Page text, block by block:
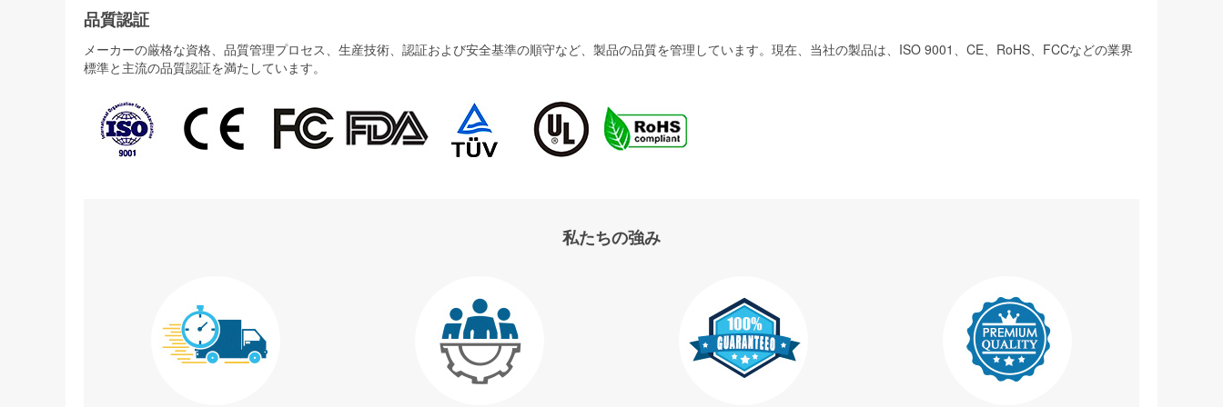
品質認証
メーカーの厳格な資格、品質管理プロセス、生産技術、認証および安全基準の順守など、製品の品質を管理しています。現在、当社の製品は、ISO 9001、CE、RoHS、FCCなどの業界
標準と主流の品質認証を満たしています。
私たちの強み